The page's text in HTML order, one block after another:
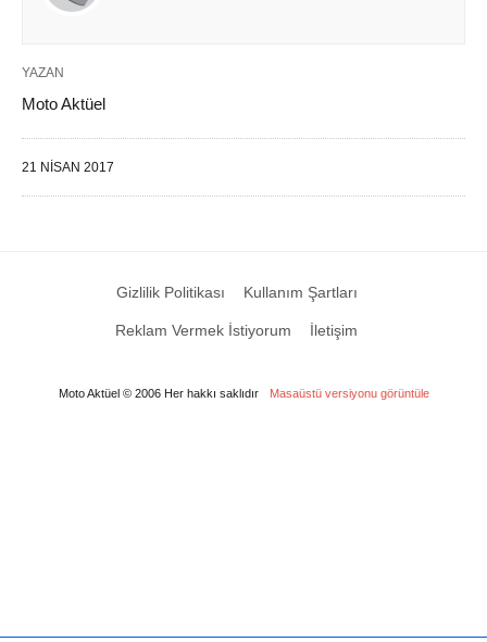
YAZAN
Moto Aktüel
21 NISAN 2017
Gizlilik Politikası Kullanım Şartları
Reklam Vermek İstiyorum İletişim
Moto Aktüel © 2006 Her hakkı saklıdır Masaüstü versiyonu görüntüle